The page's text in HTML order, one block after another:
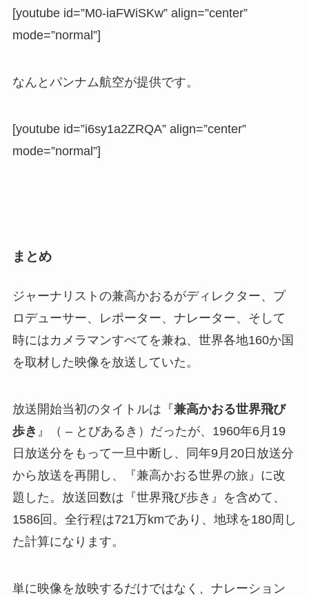
[youtube id=”M0-iaFWiSKw” align=”center”
mode=”normal”]
なんとパンナム航空が提供です。
[youtube id=”i6sy1a2ZRQA” align=”center”
mode=”normal”]
まとめ
ジャーナリストの兼高かおるがディレクター、プ
ロデューサー、レポーター、ナレーター、そして
時にはカメラマンすべてを兼ね、世界各地160か国
を取材した映像を放送していた。
放送開始当初のタイトルは『兼高かおる世界飛び
歩き 』（ – とびあるき）だったが、1960年6月19
日放送分をもって一旦中断し、同年9月20日放送分
から放送を再開し、『兼高かおる世界の旅』に改
題した。放送回数は『世界飛び歩き』を含めて、
1586回。全行程は721万kmであり、地球を180周し
た計算になります。
単に映像を放映するだけではなく、ナレーション